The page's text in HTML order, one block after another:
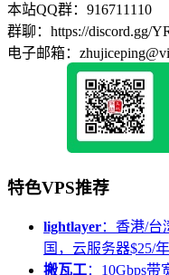
本站QQ群：916711110
群聊：https://discord.gg/
电子邮箱：
特色VPS推荐
lightlayer：香港/台
国，云服务器$25/
搬瓦工：10Gbps